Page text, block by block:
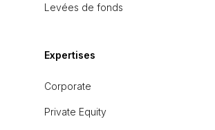
Levées de fonds
Expertises
Corporate
Private Equity